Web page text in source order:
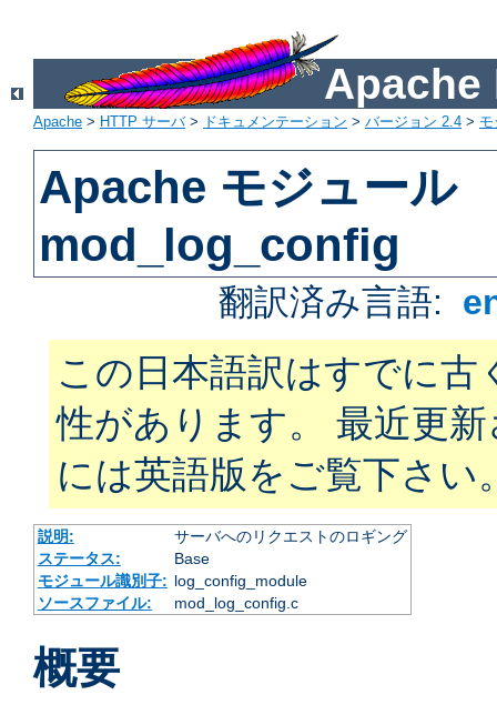
Apache
Apache > HTTP サーバ> ドキュメンテーション > バージョン 2.4 >
Apache モジュール
mod_log_config
翻訳済み言語:
この日本語訳はすでに古
性があります。 最近更
には英語版をご覧下さい
説明:
サーバへのリクエストのロギング
ステータス:
Base
モジュール識別子: log_config_module
ソースファイル:
mod_log_config.c
概要